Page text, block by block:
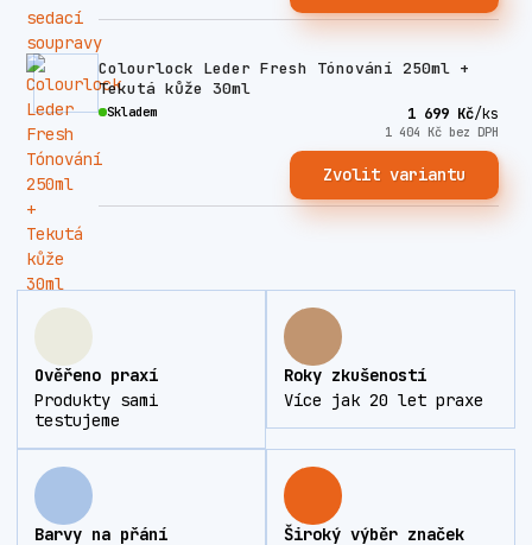
Colourlock Leder Fresh Tónování 250ml +
Tekutá kůže 30ml
1 699 Kč/ks
1 404 Kč bez DPH
Skladem
Zvolit variantu
Ověřeno praxí
Produkty sami
testujeme
Roky zkušeností
Více jak 20 let praxe
Barvy na přání
Široký výběr značek